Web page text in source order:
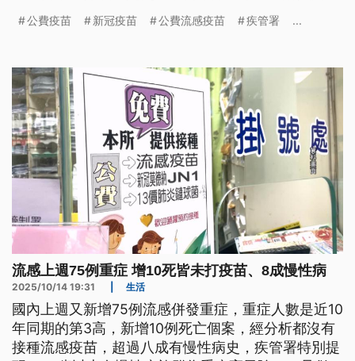
公費疫苗 新冠疫苗 公費流感疫苗 疾管署 ...
流感上週75例重症 增10死皆未打疫苗、8成慢性病
2025/10/14 19:31 生活
國內上週又新增75例流感併發重症，重症人數是近10
年同期的第3高，新增10例死亡個案，經分析都沒有
接種流感疫苗，超過八成有慢性病史，疾管署特別提